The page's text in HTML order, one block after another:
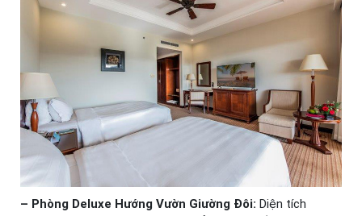
– Phòng Deluxe Hướng Vườn Giường Đôi: Diện tích